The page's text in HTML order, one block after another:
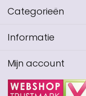
Categorieën
Informatie
Mijn account